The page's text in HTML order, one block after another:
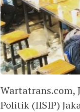
Wartatrans.com,
Politik (IISIP)